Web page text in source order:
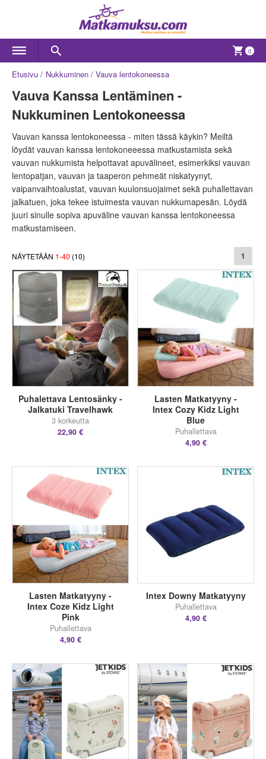
0
Etusivu Nukkuminen Vauva lentokoneessa
Vauva Kanssa Lentäminen -
Nukkuminen Lentokoneessa
Vauvan kanssa lentokoneessa - miten tässä käykin? Meiltä
löydät vauvan kanssa lentokoneeessa matkustamista sekä
vauvan nukkumista helpottavat apuvälineet, esimerkiksi vauvan
lentopatjan, vauvan ja taaperon pehmeät niskatyynyt,
vaipanvaihtoalustat, vauvan kuulonsuojaimet sekä puhallettavan
jalkatuen, joka tekee istuimesta vauvan nukkumapesän. Löydä
juuri sinulle sopiva apuväline vauvan kanssa lentokoneessa
matkustamiseen.
NÄYTETÄÄN 1-40 (10) 1
Puhalettava Lentosänky -
Jalkatuki Travelhawk
3 korkeutta
22,90 €
Lasten Matkatyyny -
Intex Cozy Kidz Light
Blue
Puhallettava
4,90 €
Lasten Matkatyyny -
Intex Coze Kidz Light
Pink
Puhallettava
4,90 €
Intex Downy Matkatyyny
Puhallettava
4,90 €